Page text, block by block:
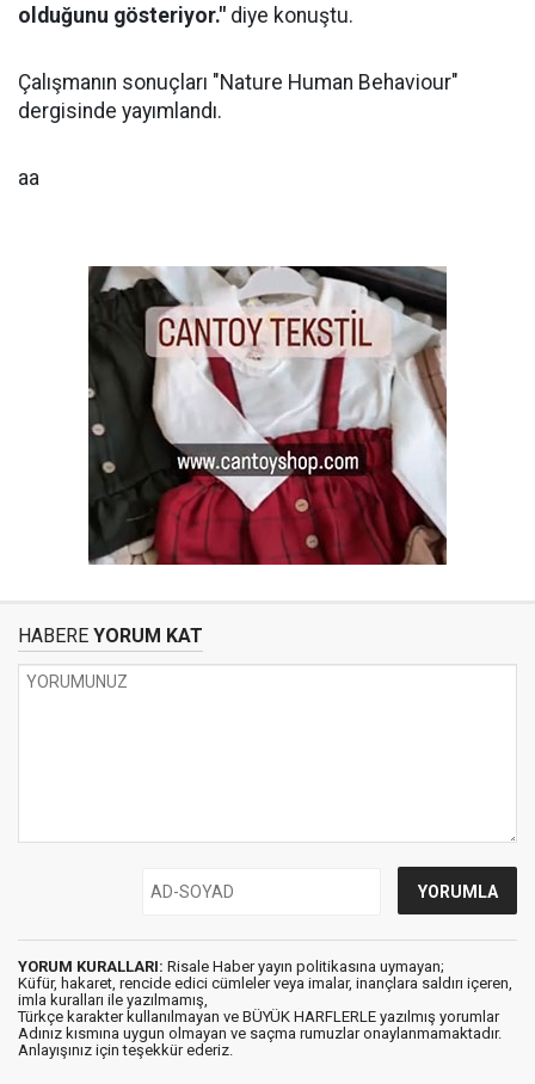
olduğunu gösteriyor." diye konuştu.
Çalışmanın sonuçları "Nature Human Behaviour"
dergisinde yayımlandı.
aa
HABERE YORUM KAT
YORUM KURALLARI: Risale Haber yayın politikasına uymayan;
Küfür, hakaret, rencide edici cümleler veya imalar, inançlara saldırı içeren,
imla kuralları ile yazılmamış,
Türkçe karakter kullanılmayan ve BÜYÜK HARFLERLE yazılmış yorumlar
Adınız kısmına uygun olmayan ve saçma rumuzlar onaylanmamaktadır.
Anlayışınız için teşekkür ederiz.